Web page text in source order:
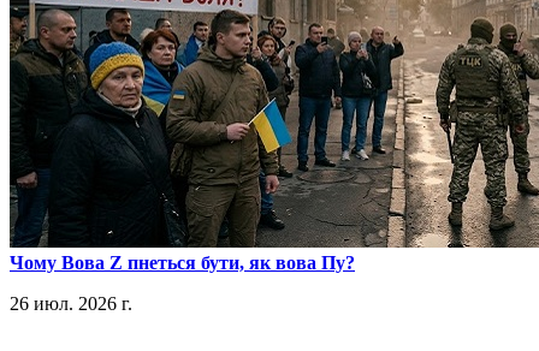
​Чому Вова Z пнеться бути, як вова Пу?
26 июл. 2026 г.